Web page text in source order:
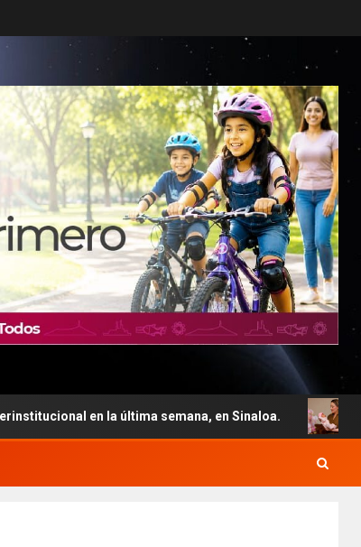
la última semana, en Sinaloa. Conmemora la